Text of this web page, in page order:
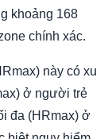
khoảng 168
chính xác.
này có xu
ở người trẻ
đa (HRmax) ở